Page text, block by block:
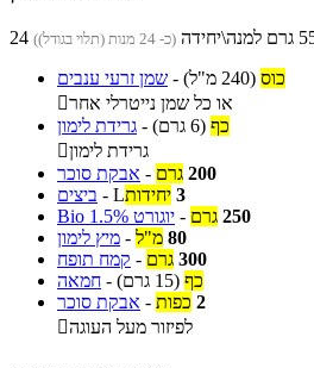
(כ- 24 מנות (תלוי בגודל))
שמן זרעי ענבים - כוס (240 מ"ל)
או כל שמן נייטרלי אחר
גרידת לימון - כף (6 גרם)
גרידת לימון
אבקת סוכר - 200 גרם
ביצים - 3 יחידותL
יוגורט Bio 1.5% - 250 גרם
מיץ לימון - 80 מ"ל
קמח תופח - 300 גרם
חמאה - כף (15 גרם)
אבקת סוכר - 2 כפות
לפיזור מעל העוגה